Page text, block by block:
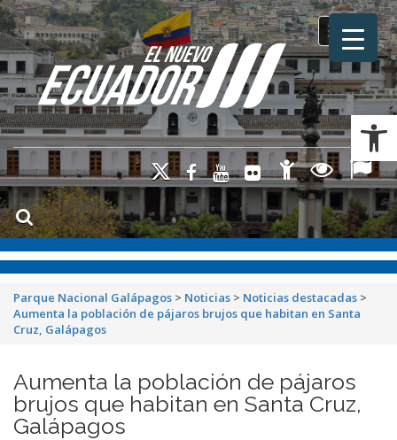
Toggle
Parque Nacional Galápagos > Noticias > Noticias destacadas >
Aumenta la población de pájaros brujos que habitan en Santa
Cruz, Galápagos
Aumenta la población de pájaros
brujos que habitan en Santa Cruz,
Galápagos